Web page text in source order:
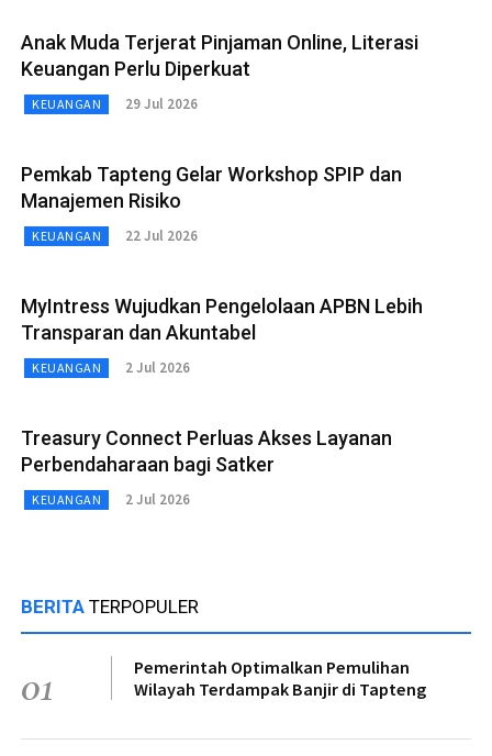
Anak Muda Terjerat Pinjaman Online, Literasi
Keuangan Perlu Diperkuat
KEUANGAN 29 Jul 2026
Pemkab Tapteng Gelar Workshop SPIP dan
Manajemen Risiko
KEUANGAN 22 Jul 2026
MyIntress Wujudkan Pengelolaan APBN Lebih
Transparan dan Akuntabel
KEUANGAN 2 Jul 2026
Treasury Connect Perluas Akses Layanan
Perbendaharaan bagi Satker
KEUANGAN 2 Jul 2026
BERITA TERPOPULER
01
Pemerintah Optimalkan Pemulihan
Wilayah Terdampak Banjir di Tapteng